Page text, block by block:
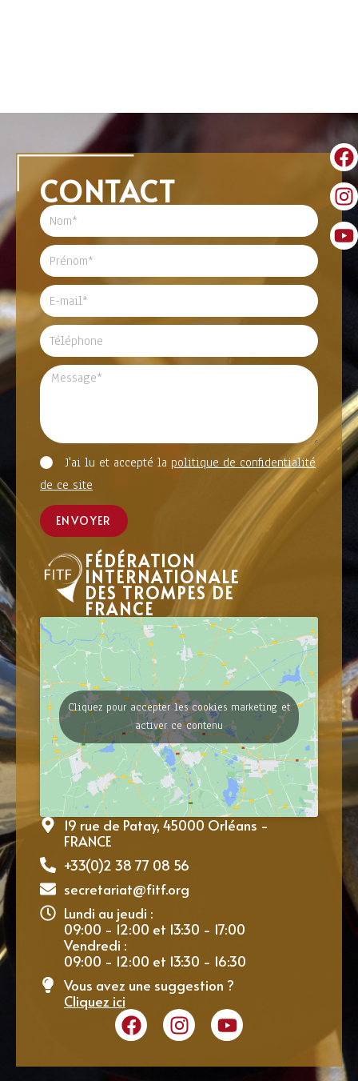
CONTACT
J'ai lu et accepté la politique de confidentialité
de ce site
ENVOYER
FÉDÉRATION
INTERNATIONALE
DES TROMPES DE
FRANCE
Cliquez pour accepter les cookies marketing et
activer ce contenu
19 rue de Patay, 45000 Orléans -
FRANCE
+33(0)2 38 77 08 56
secretariat@fitf.org
Lundi au jeudi :
09:00 - 12:00 et 13:30 - 17:00
Vendredi :
09:00 - 12:00 et 13:30 - 16:30
Vous avez une suggestion ?
Cliquez ici